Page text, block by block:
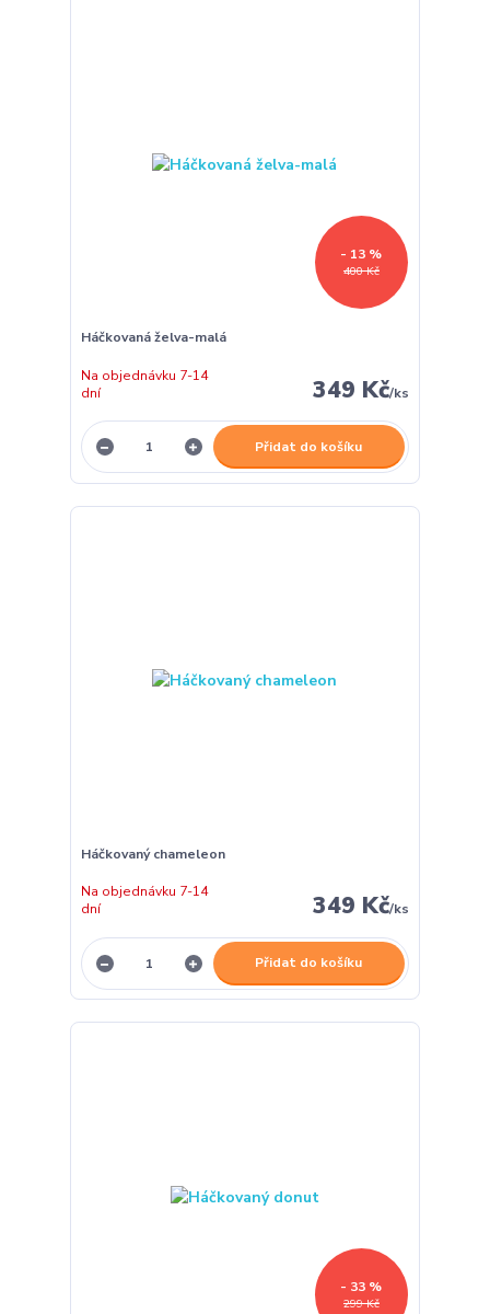
400 Kč
- 13 %
Háčkovaná želva-malá
349 Kč/ks
Na objednávku 7-14
dní
Přidat do košíku
Háčkovaný chameleon
349 Kč/ks
Na objednávku 7-14
dní
Přidat do košíku
299 Kč
- 33 %